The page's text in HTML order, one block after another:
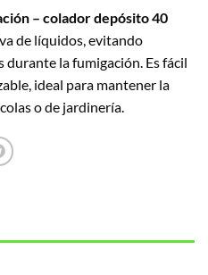
– colador depósito 40
de líquidos, evitando
la fumigación. Es fácil
ideal para mantener la
o de jardinería.